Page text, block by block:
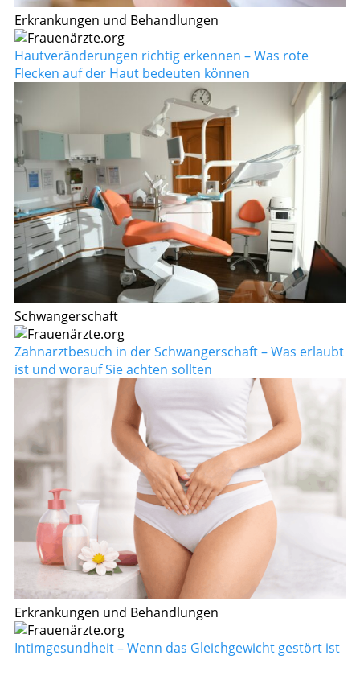
Erkrankungen und Behandlungen
Hautveränderungen richtig erkennen – Was rote
Flecken auf der Haut bedeuten können
Schwangerschaft
Zahnarztbesuch in der Schwangerschaft – Was erlaubt
ist und worauf Sie achten sollten
Erkrankungen und Behandlungen
Intimgesundheit – Wenn das Gleichgewicht gestört ist